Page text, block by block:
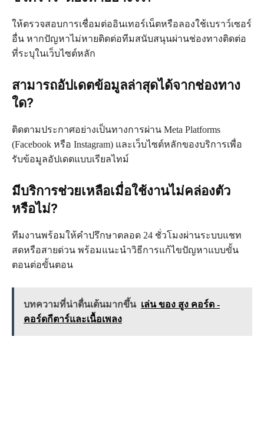
ให้ตรวจสอบการเชื่อมต่ออินเทอร์เน็ตหรือลองใช้เบราว์เซอร์
อื่น หากปัญหาไม่หายติดต่อทีมสนับสนุนผ่านช่องทางติดต่อ
ที่ระบุในเว็บไซต์หลัก
สามารถอัปเดตข้อมูลล่าสุดได้จากช่องทาง
ใด?
ติดตามประกาศอย่างเป็นทางการผ่าน Meta Platforms
(Facebook หรือ Instagram) และเว็บไซต์หลักของบริการเพื่อ
รับข้อมูลอัปเดตแบบเรียลไทม์
มีบริการช่วยเหลือเมื่อใช้งานไม่คล่องตัว
หรือไม่?
ทีมงานพร้อมให้คำปรึกษาตลอด 24 ชั่วโมงผ่านระบบแชท
สดหรือสายด่วน พร้อมแนะนำวิธีการแก้ไขปัญหาแบบขั้น
ตอนต่อขั้นตอน
บทความที่น่าตื่นเต้นมากขึ้น เล่น ของ สูง คอร์ด -
คอร์ดกีตาร์และเนื้อเพลง